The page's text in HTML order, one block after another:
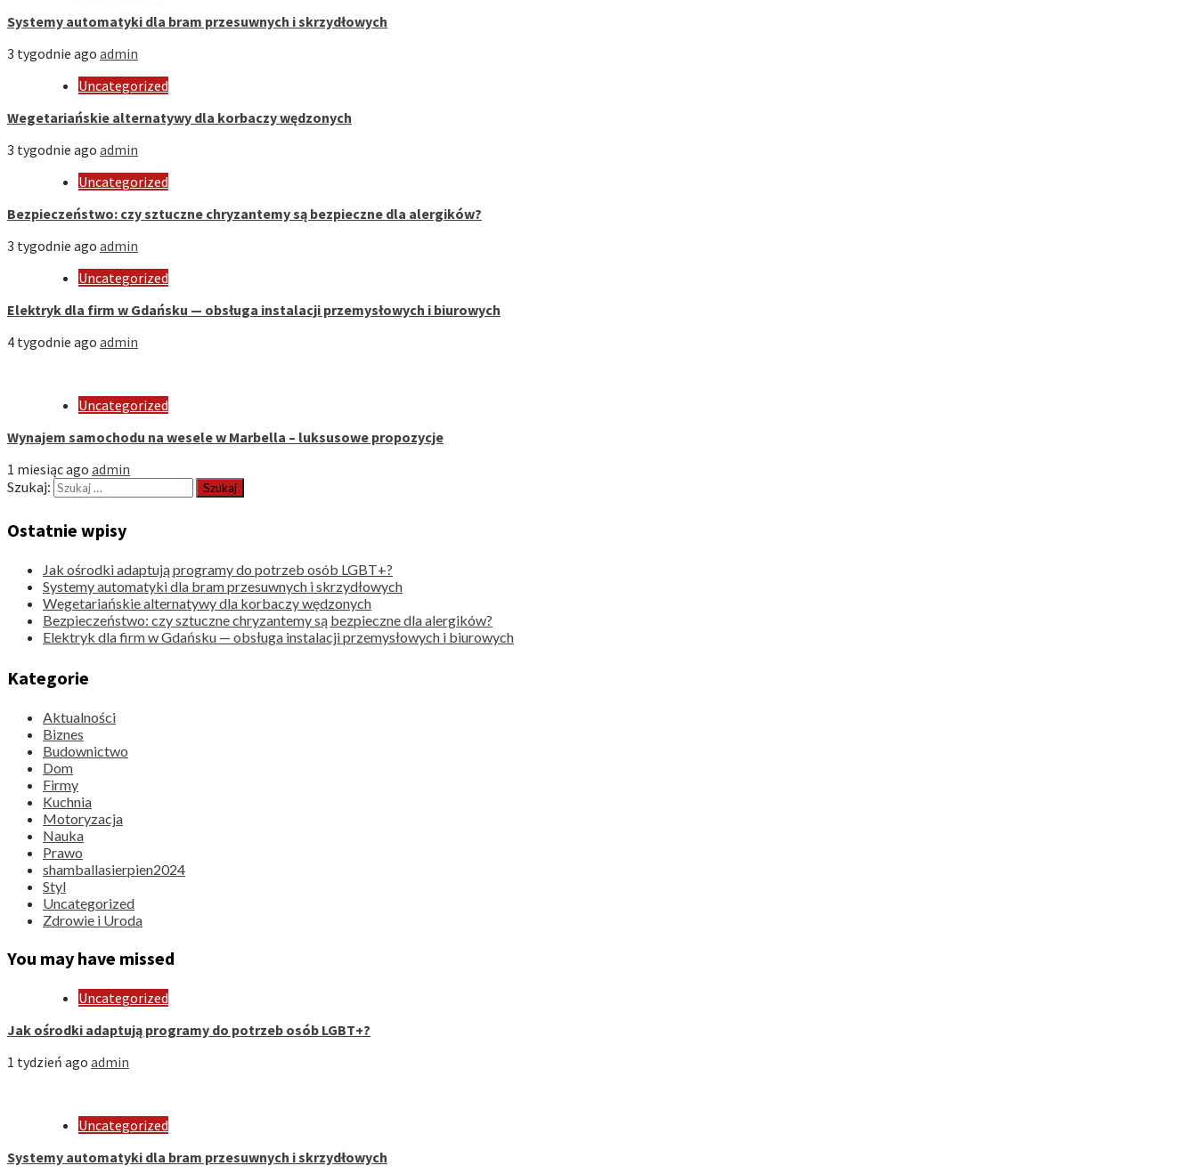
Systemy automatyki dla bram przesuwnych i skrzydłowych
3 tygodnie ago admin
Uncategorized
Wegetariańskie alternatywy dla korbaczy wędzonych
3 tygodnie ago admin
Uncategorized
Bezpieczeństwo: czy sztuczne chryzantemy są bezpieczne dla alergików?
3 tygodnie ago admin
Uncategorized
Elektryk dla firm w Gdańsku — obsługa instalacji przemysłowych i biurowych
4 tygodnie ago admin
Uncategorized
Wynajem samochodu na wesele w Marbella – luksusowe propozycje
1 miesiąc ago admin
Szukaj:
Ostatnie wpisy
Jak ośrodki adaptują programy do potrzeb osób LGBT+?
Systemy automatyki dla bram przesuwnych i skrzydłowych
Wegetariańskie alternatywy dla korbaczy wędzonych
Bezpieczeństwo: czy sztuczne chryzantemy są bezpieczne dla alergików?
Elektryk dla firm w Gdańsku — obsługa instalacji przemysłowych i biurowych
Kategorie
Aktualności
Biznes
Budownictwo
Dom
Firmy
Kuchnia
Motoryzacja
Nauka
Prawo
shamballasierpien2024
Styl
Uncategorized
Zdrowie i Uroda
You may have missed
Uncategorized
Jak ośrodki adaptują programy do potrzeb osób LGBT+?
1 tydzień ago admin
Uncategorized
Systemy automatyki dla bram przesuwnych i skrzydłowych